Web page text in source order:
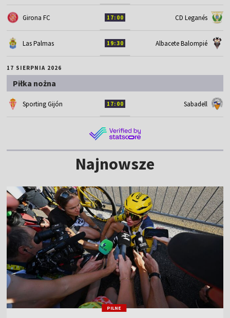
Girona FC 17:00 CD Leganés
Las Palmas 19:30 Albacete Balompié
17 SIERPNIA 2026
Piłka nożna
Sporting Gijón 17:00 Sabadell
Najnowsze
PILNE